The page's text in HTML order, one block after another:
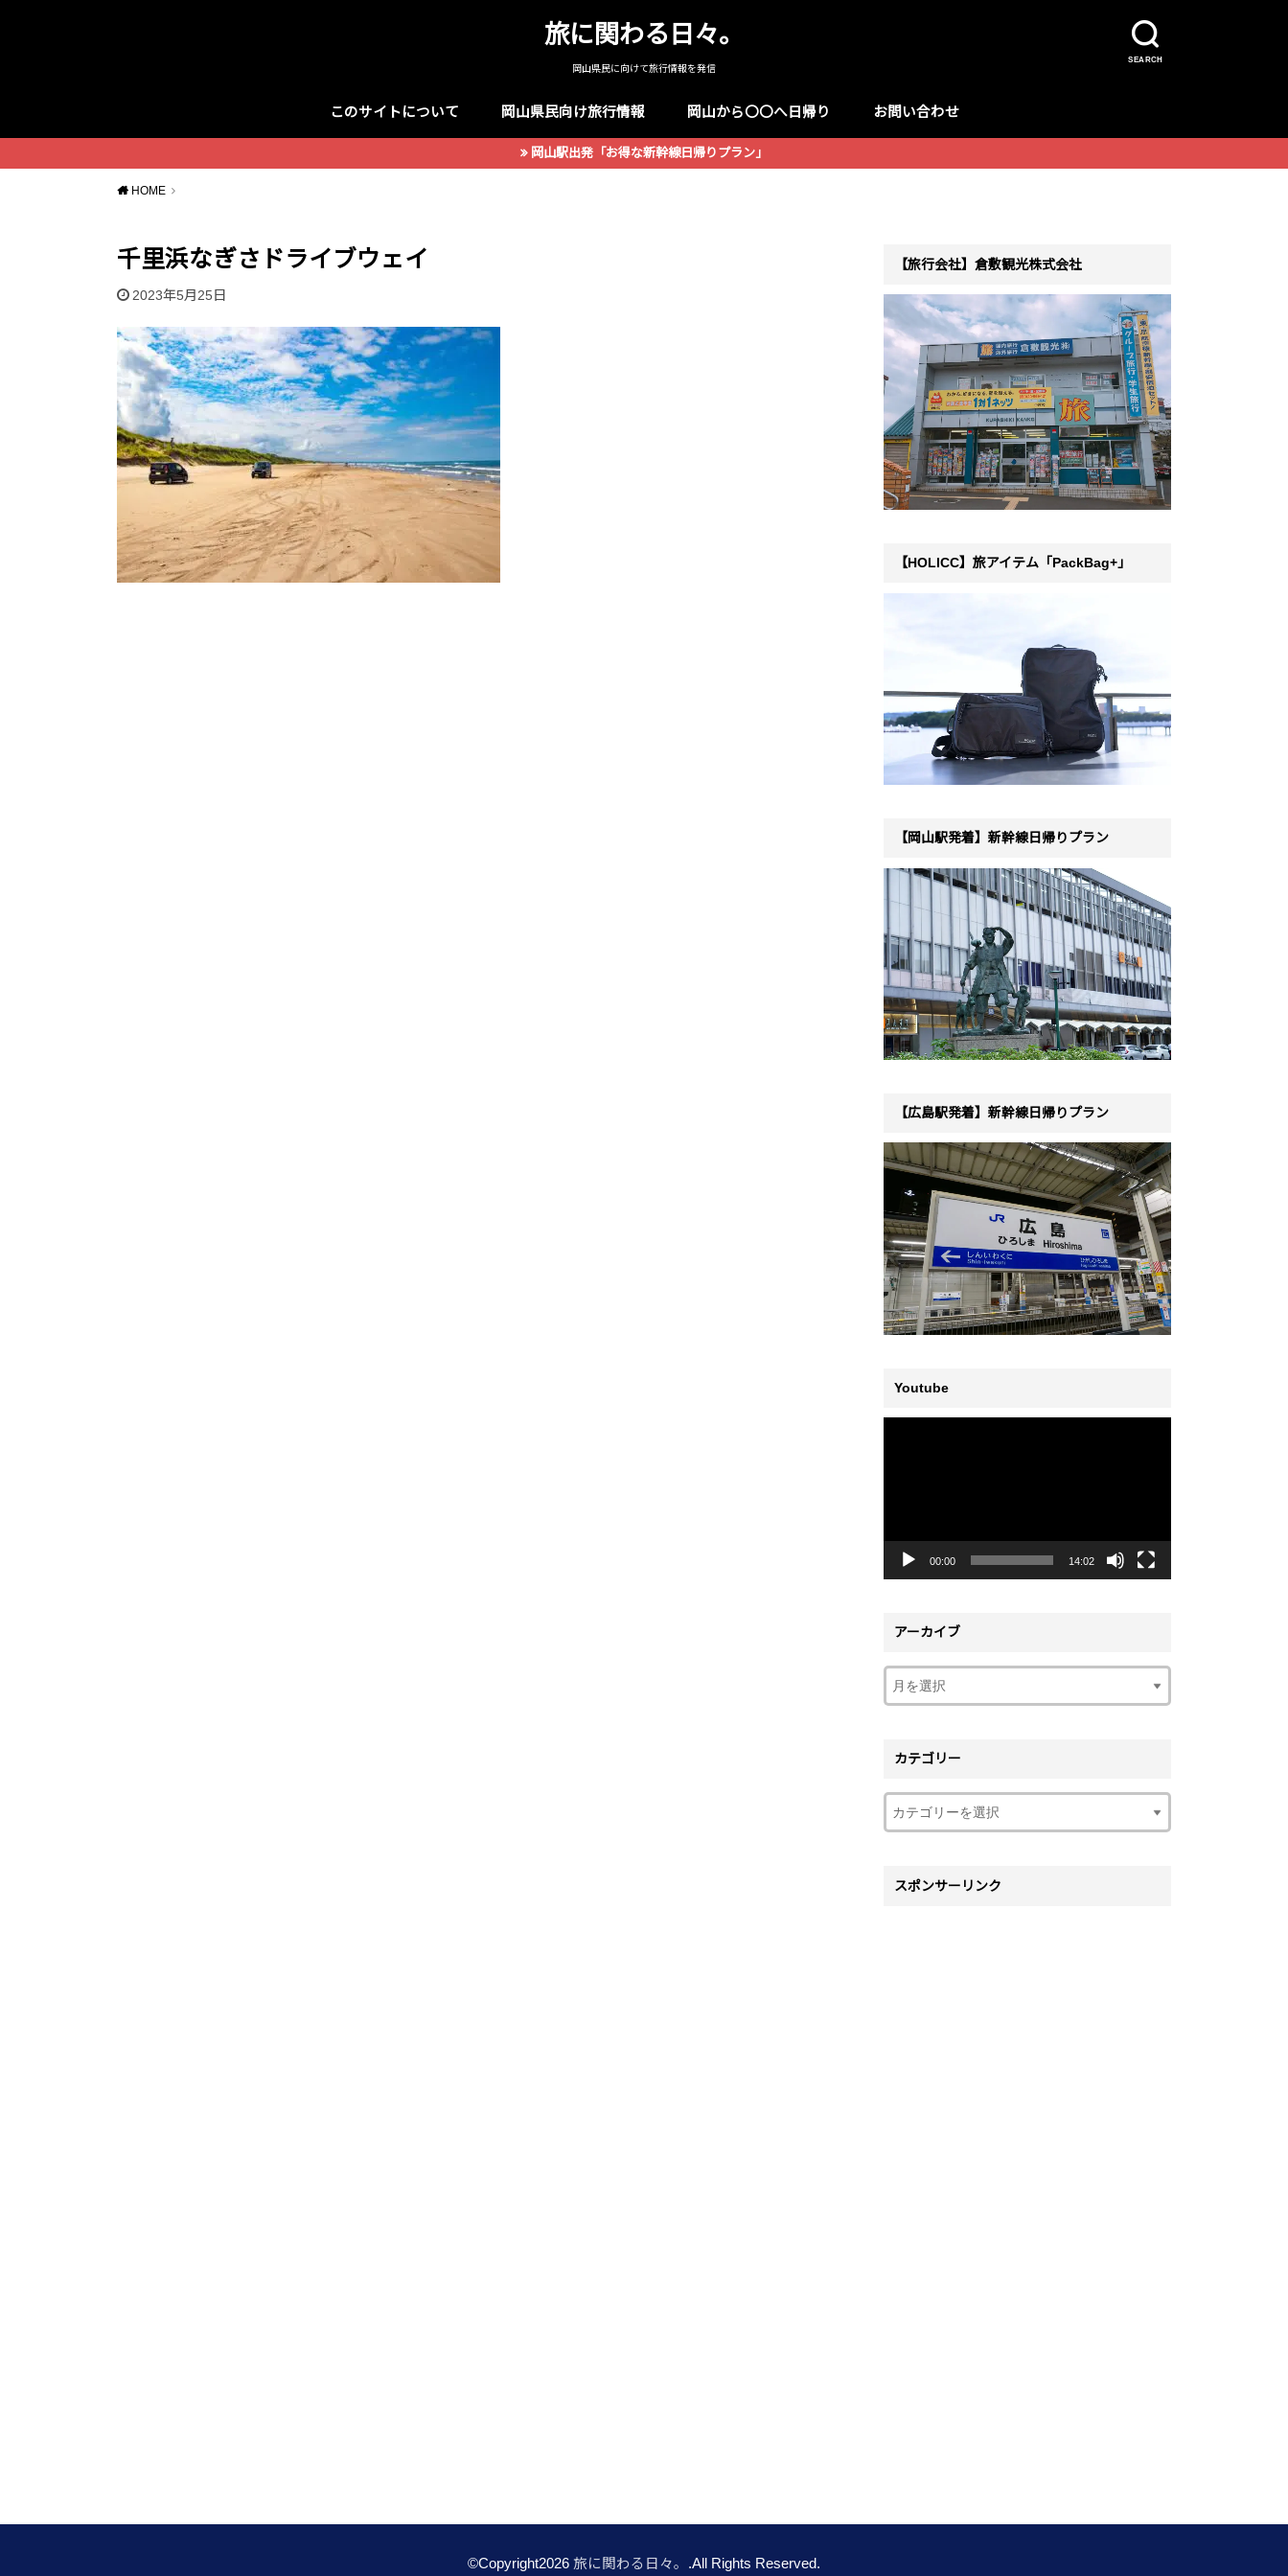
SEARCH
旅に関わる日々。
岡山県民に向けて旅行情報を発信
このサイトについて 岡山県民向け旅行情報 岡山から〇〇へ日帰り お問い合わせ
岡山駅出発「お得な新幹線日帰りプラン」
HOME
千里浜なぎさドライブウェイ
2023年5月25日
【旅行会社】倉敷観光株式会社
【HOLICC】旅アイテム「PackBag+」
【岡山駅発着】新幹線日帰りプラン
【広島駅発着】新幹線日帰りプラン
Youtube
ヤ
00:00 14:02
アーカイブ
カテゴリー
スポンサーリンク
©Copyright2026 旅に関わる日々。 .All Rights Reserved.